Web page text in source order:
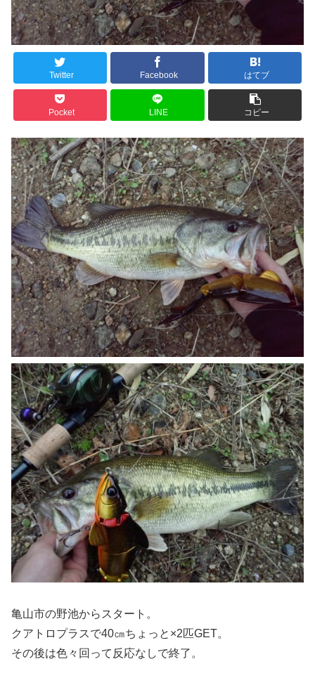
Twitter Facebook はてブ
Pocket LINE コピー
亀山市の野池からスタート。
クアトロプラスで40㎝ちょっと×2匹GET。
その後は色々回って反応なしで終了。